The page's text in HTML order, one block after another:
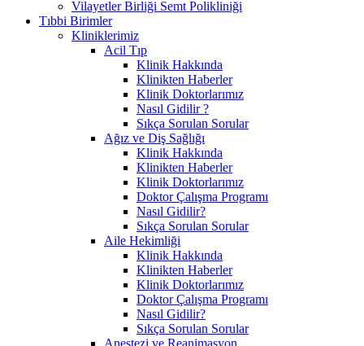
Vilayetler Birliği Semt Polikliniği
Tıbbi Birimler
Kliniklerimiz
Acil Tıp
Klinik Hakkında
Klinikten Haberler
Klinik Doktorlarımız
Nasıl Gidilir ?
Sıkça Sorulan Sorular
Ağız ve Diş Sağlığı
Klinik Hakkında
Klinikten Haberler
Klinik Doktorlarımız
Doktor Çalışma Programı
Nasıl Gidilir?
Sıkça Sorulan Sorular
Aile Hekimliği
Klinik Hakkında
Klinikten Haberler
Klinik Doktorlarımız
Doktor Çalışma Programı
Nasıl Gidilir?
Sıkça Sorulan Sorular
Anestezi ve Reanimasyon